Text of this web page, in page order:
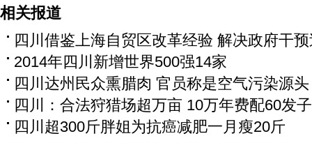
相关报道
四川借鉴上海自贸区改革经验 解决政府干
2014年四川新增世界500强14家
四川达州民众熏腊肉 官员称是空气污染源头
四川：合法狩猎场超万亩 10万年费配60发
四川超300斤胖姐为抗癌减肥一月瘦20斤